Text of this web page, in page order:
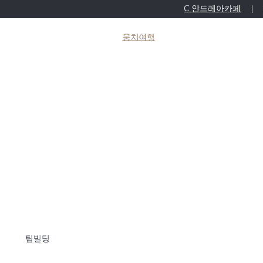
C 안드레아카페
뭉치여행
팀빌딩